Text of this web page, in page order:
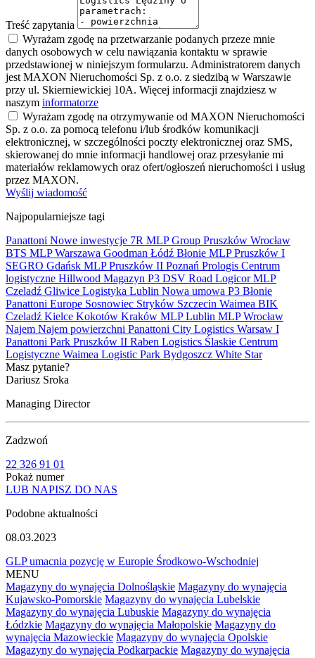
Treść zapytania
Wyrażam zgodę na przetwarzanie podanych przeze mnie
danych osobowych w celu nawiązania kontaktu w sprawie
przedstawionej w niniejszym formularzu. Administratorem danych
jest MAXON Nieruchomości Sp. z o.o. z siedzibą w Warszawie
przy ul. Skierniewickiej 10A. Więcej informacji znajdziesz w
naszym informatorze
Wyrażam zgodę na otrzymywanie od MAXON Nieruchomości
Sp. z o.o. za pomocą telefonu i/lub środków komunikacji
elektronicznej, w szczególności poczty elektronicznej oraz SMS,
skierowanej do mnie informacji handlowej oraz przesyłanie mi
materiałów reklamowych oraz ofert/ogłoszeń nieruchomości i usług
przez MAXON.
Wyślij wiadomość
Najpopularniejsze tagi
Panattoni Nowe inwestycje 7R MLP Group Pruszków Wrocław
BTS MLPWarszawa Goodman Łódź Błonie MLP Pruszków I
SEGRO Gdańsk MLP Pruszków II Poznań Prologis Centrum
logistyczne Hillwood Magazyn P3 DSV Road LogicorMLP
Czeladź Gliwice Logistyka Lublin Nowa umowa P3 Błonie
Panattoni Europe Sosnowiec Stryków Szczecin Waimea BIK
Czeladź Kielce Kokotów Kraków MLP Lublin MLP Wrocław
Najem Najem powierzchni Panattoni City Logistics Warsaw I
Panattoni Park Pruszków II Raben Logistics Ślaskie Centrum
Logistyczne Waimea Logistic Park Bydgoszcz White Star
Masz pytanie?
Dariusz Sroka
Managing Director
Zadzwoń
22 326 91 01
Pokaż numer
LUB NAPISZ DO NAS
Podobne aktualności
08.03.2023
GLP umacnia pozycję w Europie Środkowo-Wschodniej
MENU
Magazyny do wynajęcia Dolnośląskie Magazyny do wynajęcia
Kujawsko-Pomorskie Magazyny do wynajęcia Lubelskie
Magazyny do wynajęcia Lubuskie Magazyny do wynajęcia
Łódzkie Magazyny do wynajęcia Małopolskie Magazyny do
wynajęcia Mazowieckie Magazyny do wynajęcia Opolskie
Magazyny do wynajęcia Podkarpackie Magazyny do wynajęcia